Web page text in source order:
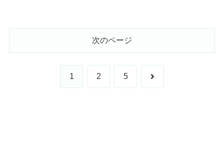
次のページ
1 2 5 次